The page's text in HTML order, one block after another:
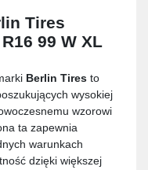
Tires
99 W XL
Berlin Tires to
wysokiej
wzorowi
ta zapewnia
warunkach
dzięki większej